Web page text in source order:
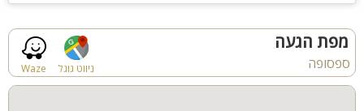
- ג’קוזי ספא מפנק ל-8 אורחים
- פינות ישיבה ושיזוף, תאורה לילית מרהיבה
- פינג פונג, בית עץ, טרמפולינה ונדנדות לילדים
- מטבח חוץ מאובזר כולל פינת ברביקיו מקצועית
Waze ניווט גוגל
מפת הגעה
ספסופה